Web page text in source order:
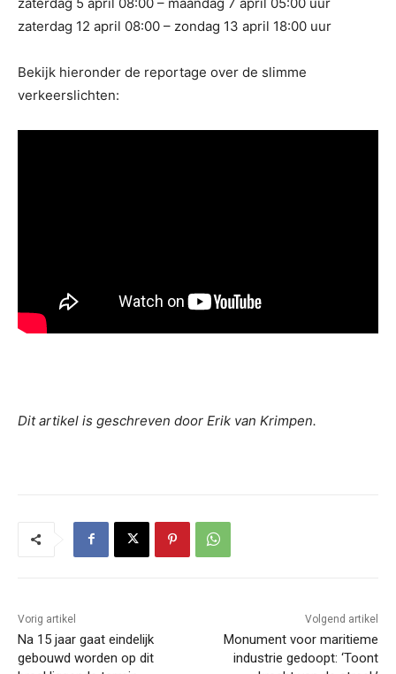
zaterdag 5 april 08:00 – maandag 7 april 05:00 uur
zaterdag 12 april 08:00 – zondag 13 april 18:00 uur
Bekijk hieronder de reportage over de slimme
verkeerslichten:
Dit artikel is geschreven door Erik van Krimpen.
Vorig artikel
Na 15 jaar gaat eindelijk
gebouwd worden op dit
Volgend artikel
Monument voor maritieme
industrie gedoopt: ‘Toont